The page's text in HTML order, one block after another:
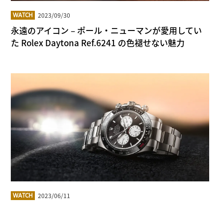
WATCH 2023/09/30
永遠のアイコン – ポール・ニューマンが愛用してい
た Rolex Daytona Ref.6241 の色褪せない魅力
WATCH 2023/06/11